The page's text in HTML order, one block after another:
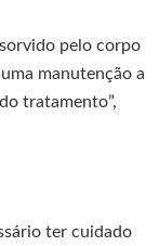
pelo corpo
manutenção a
tratamento”,
ter cuidado